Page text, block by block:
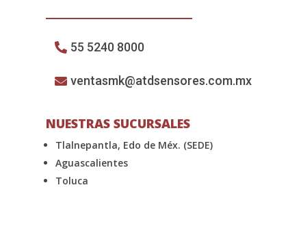
55 5240 8000
ventasmk@atdsensores.com.mx
NUESTRAS SUCURSALES
Tlalnepantla, Edo de Méx. (SEDE)
Aguascalientes
Toluca